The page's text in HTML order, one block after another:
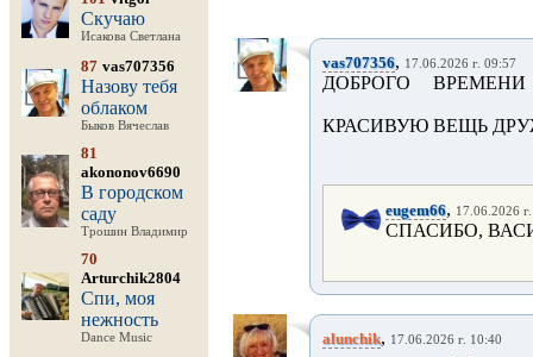
Скучаю
Исакова Светлана
87 vas707356
Назову тебя
облаком
Быков Вячеслав
81
akononov6690
В городском
саду
Трошин Владимир
70
Arturchik2804
Спи, моя
нежность
Dance Music
vas707356, 17.06.2026 г. 09:57
ДОБРОГО
КРАСИВУЮ ВЕЩЬ
eugem66, 17.06.2026
СПАСИБО,
alunchik, 17.06.2026 г. 10:40